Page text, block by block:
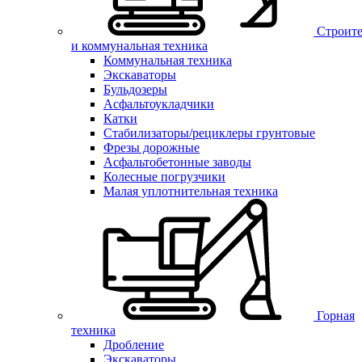
и коммунальная техника
Коммунальная техника
Экскаваторы
Бульдозеры
Асфальтоукладчики
Катки
Стабилизаторы/рециклеры грунтовые
Фрезы дорожные
Асфальтобетонные заводы
Колесные погрузчики
Малая уплотнительная техника
Горная
техника
Дробление
Экскаваторы